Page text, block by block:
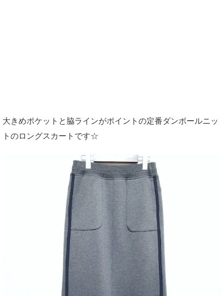
大きめポケットと脇ラインがポイントの定番ダンボールニッ
トのロングスカートです☆